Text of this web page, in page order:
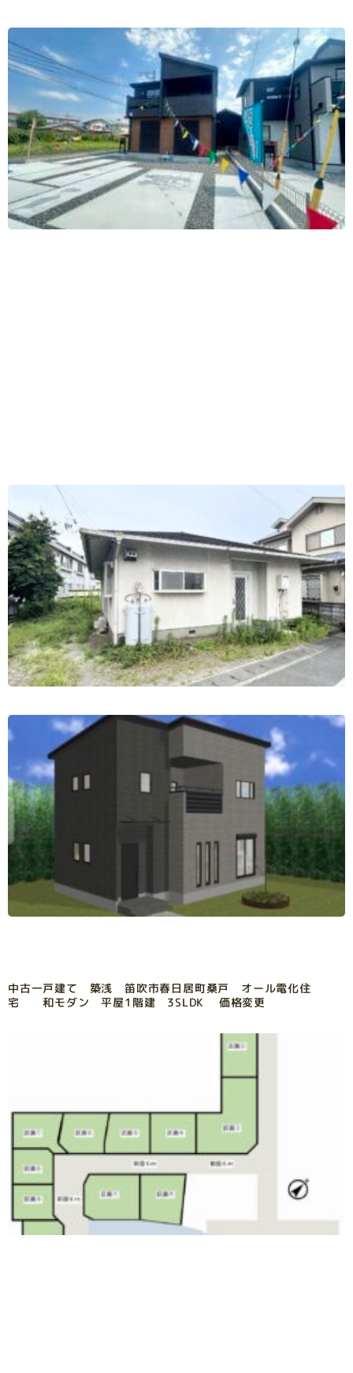
中古一戸建て 築浅 笛吹市春日居町桑戸 オール電化住
宅 和モダン 平屋1階建 3SLDK 価格変更